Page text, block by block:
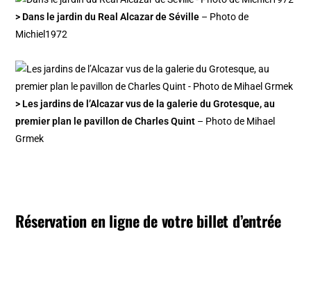
> Dans le jardin du Real Alcazar de Séville – Photo de
Michiel1972
> Les jardins de l’Alcazar vus de la galerie du Grotesque, au
premier plan le pavillon de Charles Quint – Photo de Mihael
Grmek
Réservation en ligne de votre billet d’entrée